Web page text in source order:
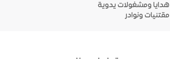
هدايا ومشغولات يدوية
مقتنيات ونوادر
تواصل معنا